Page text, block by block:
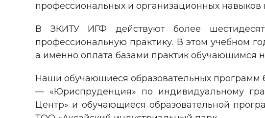
профессиональных и организационных
В ЗКИТУ ИГФ действуют более
профессиональную практику. В этом учебном
а именно оплата базами практик обучающимся
Наши обучающиеся образовательных программ
— «Юриспруденция» по индивидуальному
Центр» и обучающиеся образовательной